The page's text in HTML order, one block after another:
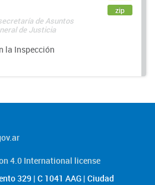
de Asuntos
de Justicia
la Inspección
zip
4.0 International license
329 | C 1041 AAG | Ciudad